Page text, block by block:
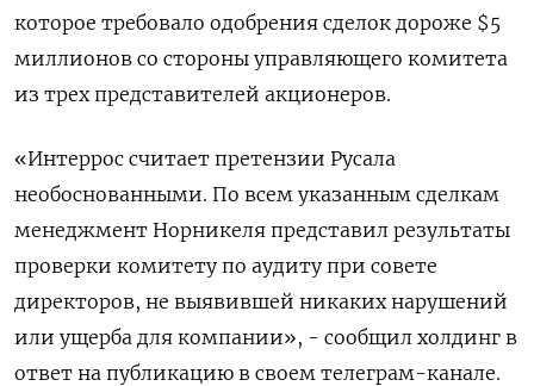
которое требовало одобрения сделок дороже $5
миллионов со стороны управляющего комитета
из трех представителей акционеров.
«Интеррос считает претензии Русала
необоснованными. По всем указанным сделкам
менеджмент Норникеля представил результаты
проверки комитету по аудиту при совете
директоров, не выявившей никаких нарушений
или ущерба для компании», - сообщил холдинг в
ответ на публикацию в своем телеграм-канале.